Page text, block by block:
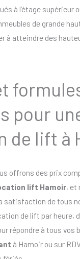
à l’étage supérieur
de grande
à atteindre des
pour
de lift à
offrons des prix
lift Hamoir, et
satisfaction de tous
de lift par heure,
répondre à tous vos
à Hamoir ou sur